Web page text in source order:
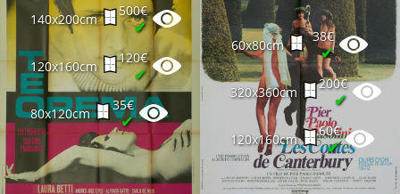
140x200cm
500€
✔
120x160cm
120€
✔
80x120cm
35€
✔
60x80cm
38€
✔
320x360cm
200€
✔
120x160cm
60€
✔